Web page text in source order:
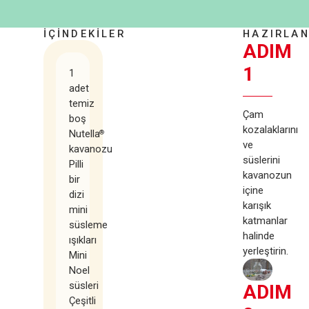
İÇİNDEKİLER
1
adet
temiz
boş
Nutella®
kavanozu
Pilli
bir
dizi
mini
süsleme
ışıkları
Mini
Noel
süsleri
Çeşitli
ADIM
1
Çam
kozalaklarını
ve
süslerini
kavanozun
içine
karışık
katmanlar
halinde
yerleştirin.
ADIM